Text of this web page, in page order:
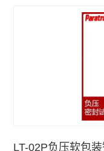
真空衰减法密封检
正负压一体密封测
泄漏与密封强度测
LT-02P负压软包